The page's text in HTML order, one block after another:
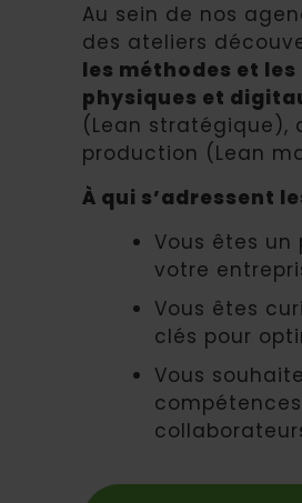
Au sein de nos
des ateliers
les méthodes et
physiques et
(Lean stratégique),
production (Lean
À qui s’adressent
Vous êtes
votre
Vous êtes
clés pour
Vous